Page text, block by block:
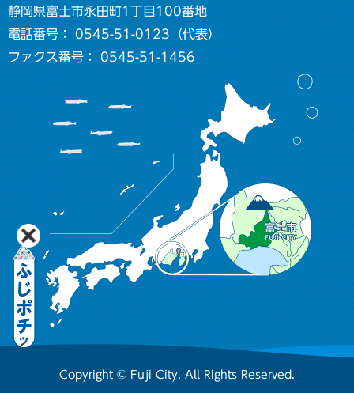
静岡県富士市永田町1丁目100番地
電話番号： 0545-51-0123（代表）
ファクス番号： 0545-51-1456
Copyright © Fuji City. All Rights Reserved.